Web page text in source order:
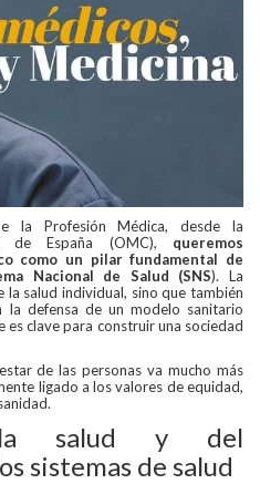
la Profesión Médica, desde la
de España (OMC), queremos
como un pilar fundamental de
Nacional de Salud (SNS). La
salud individual, sino que también
la defensa de un modelo sanitario
clave para construir una sociedad
de las personas va mucho más
ligado a los valores de equidad,
la salud y del
sistemas de salud